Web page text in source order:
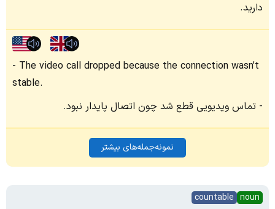
دارید.
The video call dropped because the connection wasn’t
stable.
تماس ویدیویی قطع شد چون اتصال پایدار نبود.
نمونه‌جمله‌های بیشتر
noun
countable